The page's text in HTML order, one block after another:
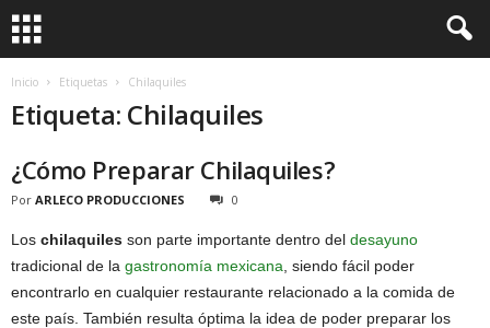
Inicio Etiquetas Chilaquiles
Etiqueta: Chilaquiles
¿Cómo Preparar Chilaquiles?
Por ARLECO PRODUCCIONES 0
Los chilaquiles son parte importante dentro del desayuno
tradicional de la gastronomía mexicana , siendo fácil poder
encontrarlo en cualquier restaurante relacionado a la comida de
este país. También resulta óptima la idea de poder preparar los